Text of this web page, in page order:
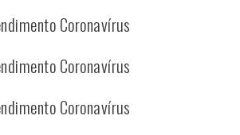
Coronavírus
Coronavírus
Coronavírus